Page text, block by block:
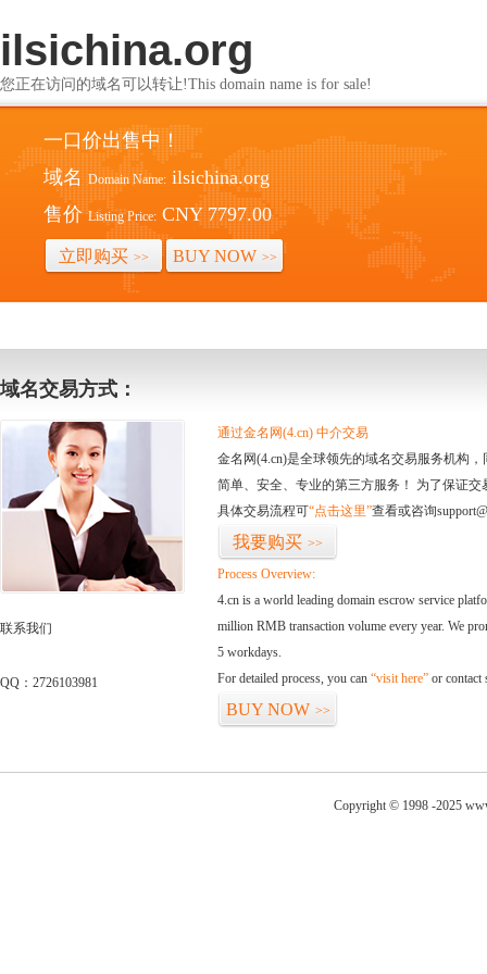
ilsichina.org
您正在访问的域名可以转让!This domain name is for sale!
一口价出售中！
域名 Domain Name: ilsichina.org
售价 Listing Price: CNY 7797.00
立即购买 >> BUY NOW >>
域名交易方式：
联系我们
QQ：2726103981
通过金名网(4.cn) 中介交易
金名网(4.cn)是全球领先的域名交易服务机构
简单、安全、专业的第三方服务！ 为了保证
具体交易流程可“点击这里”查看或咨询
我要购买 >>
Process Overview:
4.cn is a world leading domain escrow service
million RMB transaction volume every year. We
5 workdays.
For detailed process, you can “visit here” or contact
BUY NOW >>
Copyright © 1998 -2025